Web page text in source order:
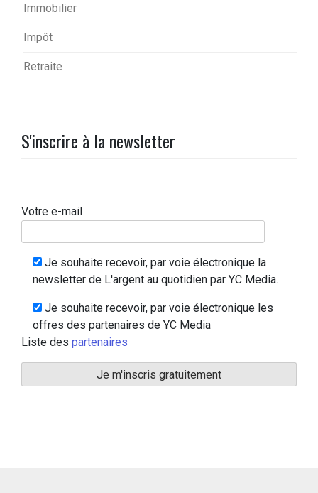
Immobilier
Impôt
Retraite
S'inscrire à la newsletter
Votre e-mail
Je souhaite recevoir, par voie électronique la
newsletter de L'argent au quotidien par YC Media.
Je souhaite recevoir, par voie électronique les
offres des partenaires de YC Media
Liste des partenaires